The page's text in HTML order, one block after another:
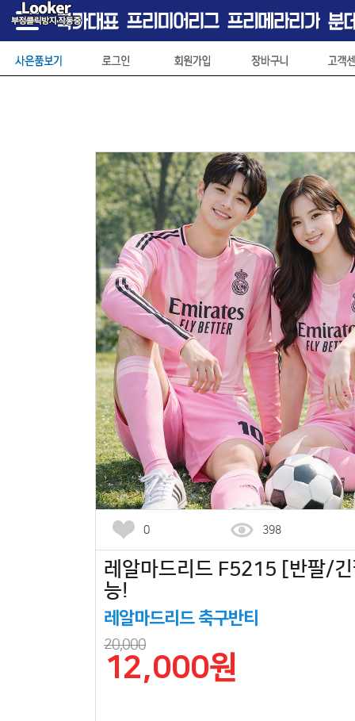
0 398
레알마드리드 F5215 [반팔/
능!
레알마드리드 축구반티
20,000
12,000원